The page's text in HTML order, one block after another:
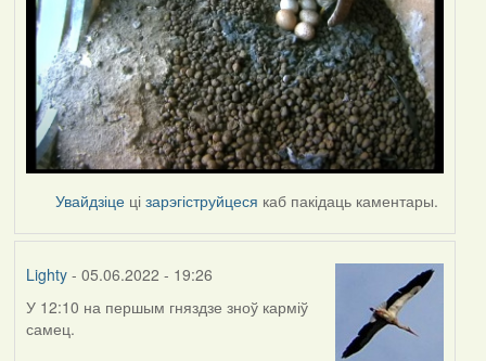
Увайдзіце цізарэгіструйцеся каб пакідаць каментары.
Lighty- 05.06.2022 - 19:26
У 12:10 на першым гняздзе зноў карміў
самец.